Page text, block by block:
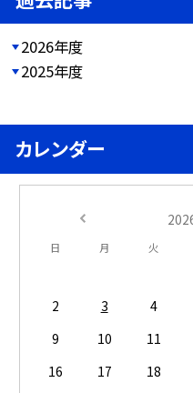
2026年度
2025年度
カレンダー
日 月 火
2
3 4
9
10 11
16
17 18